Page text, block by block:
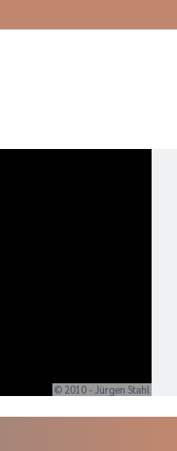
© 2010 - Jürgen Stahl